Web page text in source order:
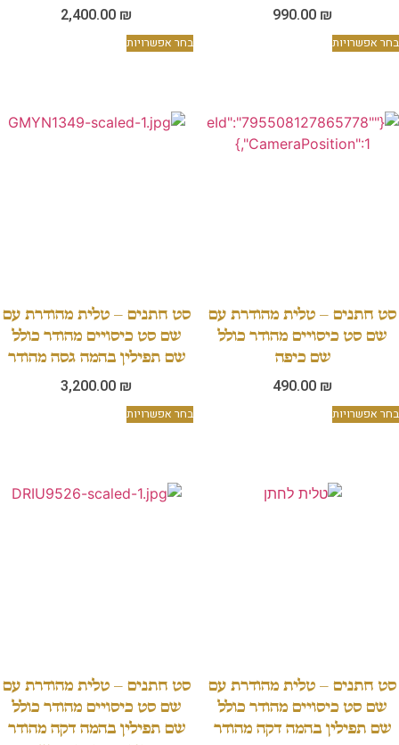
990.00 ₪
בחר אפשרויות
2,400.00 ₪
בחר אפשרויות
סט חתנים – טלית מהודרת עם
שם סט כיסויים מהודר כולל
שם כיפה
490.00 ₪
בחר אפשרויות
סט חתנים – טלית מהודרת עם
שם סט כיסויים מהודר כולל
שם תפילין בהמה גסה מהודר
3,200.00 ₪
בחר אפשרויות
סט חתנים – טלית מהודרת עם
שם סט כיסויים מהודר כולל
שם תפילין בהמה דקה מהודר
סט חתנים – טלית מהודרת עם
שם סט כיסויים מהודר כולל
שם תפילין בהמה דקה מהודר